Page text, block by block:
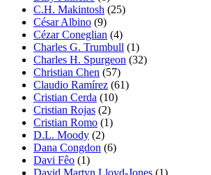
C.H. Makintosh (25)
César Albino (9)
Cézar Coneglian (4)
Charles G. Trumbull (1)
Charles H. Spurgeon (32)
Christian Chen (57)
Claudio Ramírez (61)
Cristian Cerda (10)
Cristian Rojas (2)
Cristian Romo (1)
D.L. Moody (2)
Dana Congdon (6)
Davi Fêo (1)